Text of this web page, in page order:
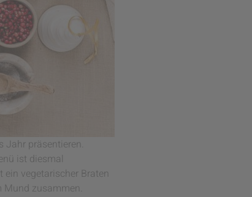
präsentieren.
ist diesmal
vegetarischer Braten
zusammen.